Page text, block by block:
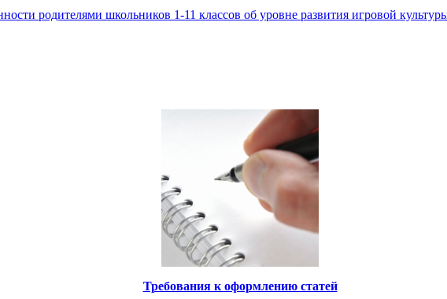
родителями школьников 1-11 классов об уровне развития игровой
Требования к оформлению статей